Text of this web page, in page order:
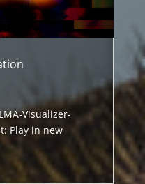
Visualizer-
Play in new